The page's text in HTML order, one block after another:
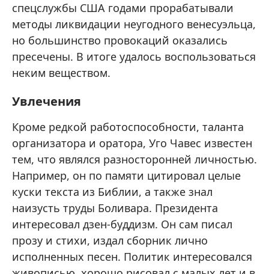
спецслужбы США годами прорабатывали
методы ликвидации неугодного венесуэльца,
но большинство провокаций оказались
пресечены. В итоге удалось воспользоваться
неким веществом.
Увлечения
Кроме редкой работоспособности, таланта
организатора и оратора, Уго Чавес известен
тем, что являлся разносторонней личностью.
Например, он по памяти цитировал целые
куски текста из Библии, а также знал
наизусть труды Боливара. Президента
интересовал дзен-буддизм. Он сам писал
прозу и стихи, издал сборник лично
исполненных песен. Политик интересовался